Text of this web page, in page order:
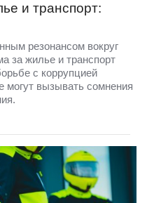
и транспорт:
резонансом вокруг
за жилье и транспорт
с коррупцией
могут вызывать сомнения